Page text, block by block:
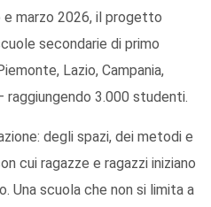
marzo 2026, il progetto
secondarie di primo
Lazio, Campania,
raggiungendo 3.000 studenti.
degli spazi, dei metodi e
cui ragazze e ragazzi iniziano
Una scuola che non si limita a